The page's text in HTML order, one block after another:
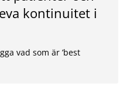
kontinuitet i
vad som är ’best